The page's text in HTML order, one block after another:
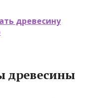
древесину
древесины